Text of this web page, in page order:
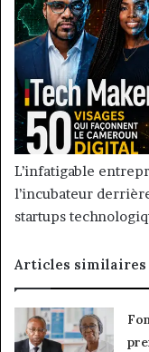
L’infatigable
l’incubateur
startups
Articles similaires